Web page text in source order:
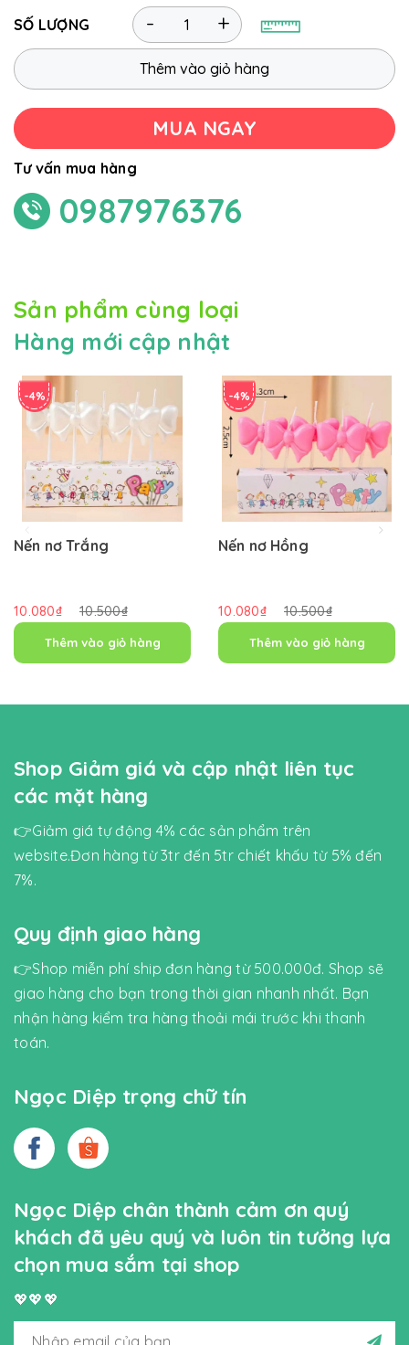
SỐ LƯỢNG +
-
Thêm vào giỏ hàng
MUA NGAY
Tư vấn mua hàng
0987976376
Sản phẩm cùng loại
Hàng mới cập nhật
-4%
Nến nơ Trắng
10.080₫ 10.500₫
Thêm vào giỏ hàng
-4%
Nến nơ Hồng
10.080₫ 10.500₫
Thêm vào giỏ hàng
Shop Giảm giá và cập nhật liên tục
các mặt hàng
👉Giảm giá tự động 4% các sản phẩm trên
website.Đơn hàng từ 3tr đến 5tr chiết khấu từ 5% đến
7%.
Quy định giao hàng
👉Shop miễn phí ship đơn hàng từ 500.000đ. Shop sẽ
giao hàng cho bạn trong thời gian nhanh nhất. Bạn
nhận hàng kiểm tra hàng thoải mái trước khi thanh
toán.
Ngọc Diệp trọng chữ tín
Ngọc Diệp chân thành cảm ơn quý
khách đã yêu quý và luôn tin tưởng lựa
chọn mua sắm tại shop
💖💖💖